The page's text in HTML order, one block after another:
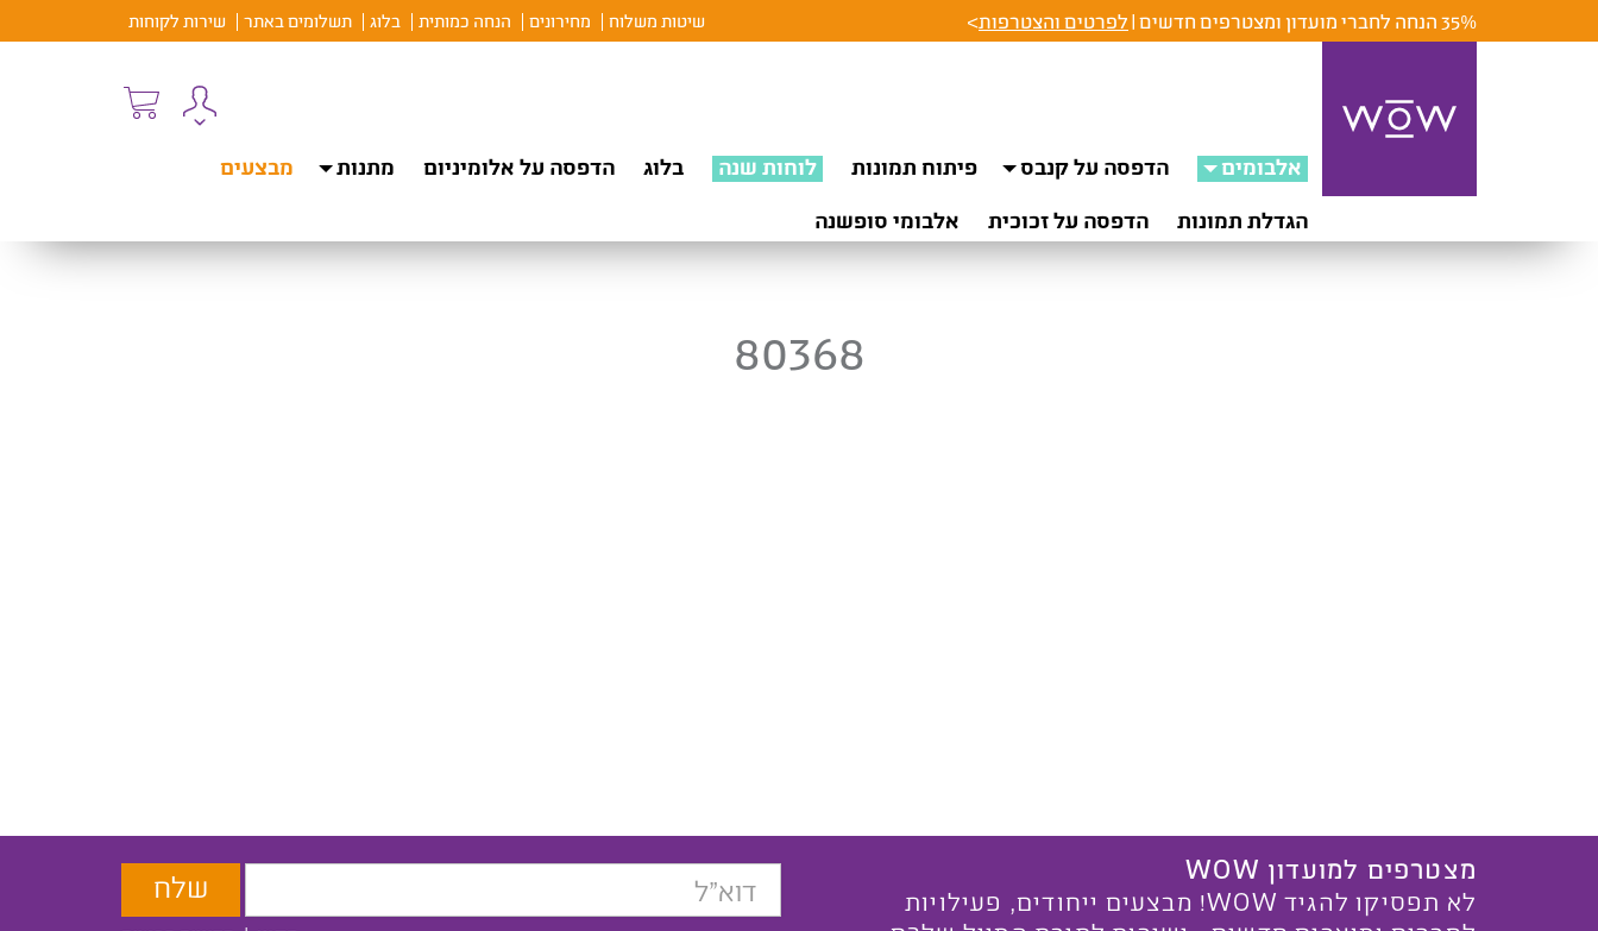
35% הנחה לחברי מועדון ומצטרפים חדשים | לפרטים והצטרפות> שיטות משלוח מחירונים הנחה כמותית בלוג תשלומים באתר שירות לקוחות
אלבומים הדפסה על קנבס פיתוח תמונות לוחות שנה בלוג הדפסה על אלומיניום מתנות
מבצעים
הגדלת תמונות
הדפסה על זכוכית אלבומי סופשנה
80368
מצטרפים למועדון WOW
לא תפסיקו להגיד WOW! מבצעים ייחודים, פעילויות